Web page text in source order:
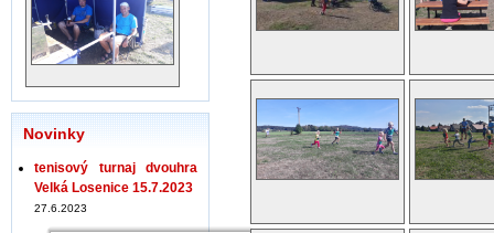
Novinky
tenisový turnaj dvouhra
Velká Losenice 15.7.2023
27.6.2023